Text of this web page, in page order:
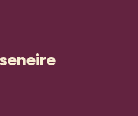
De Maeseneire's